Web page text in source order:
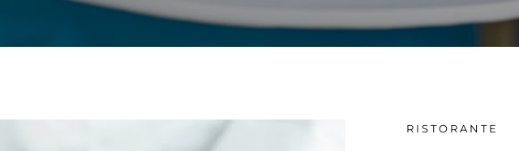
RISTORANTE